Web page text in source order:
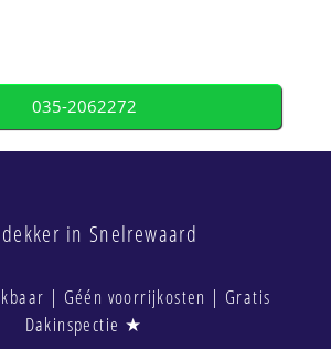
035-2062272
in Snelrewaard
| Géén voorrijkosten | Gratis
Dakinspectie ★